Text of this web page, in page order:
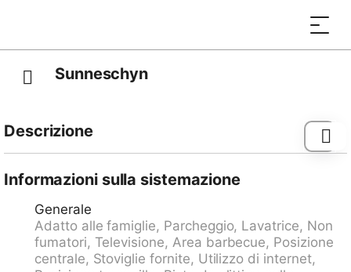
Sunneschyn
Descrizione
Dorf Sillerenbahn" 0.2 km, stazione ferroviaria
Informazioni sulla sistemazione
Generale
Adatto alle famiglie, Parcheggio, Lavatrice, Non
fumatori, Televisione, Area barbecue, Posizione
centrale, Stoviglie fornite, Utilizzo di internet,